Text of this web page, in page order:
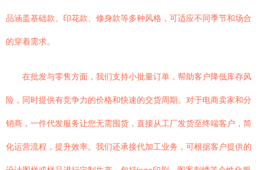
品涵盖基础款、印花款、修身款等多种风格，可适应不同季节和场合
的穿着需求。
在批发与零售方面，我们支持小批量订单，帮助客户降低库存风
险，同时提供有竞争力的价格和快速的交货周期。对于电商卖家和分
销商，一件代发服务让您无需囤货，直接从工厂发货至终端客户，简
化运营流程，提升效率。我们还承接代加工业务，可根据客户提供的